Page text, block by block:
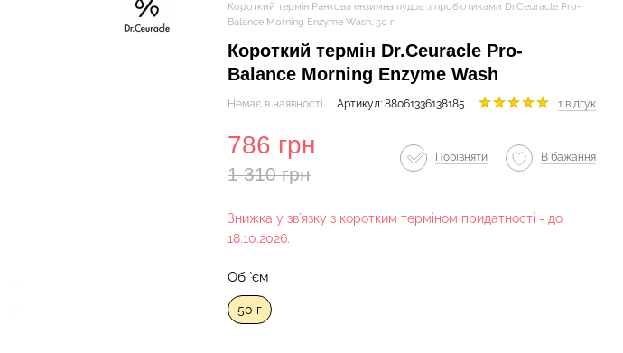
Короткий термін Ранкова ензимна пудра з пробіотиками Dr.Ceuracle Pro-
Balance Morning Enzyme Wash, 50 г
Короткий термін Dr.Ceuracle Pro-
Balance Morning Enzyme Wash
Немає в наявності Артикул: 88061336138185 1 відгук
786 грн
1 310 грн
Порівняти В бажання
Знижка у звʼязку з коротким терміном придатності - до
18.10.2026.
Об `єм
50 г